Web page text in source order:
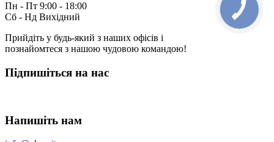
Пн - Пт 9:00 - 18:00
Сб - Нд Вихідний
Прийдіть у будь-який з наших офісів і
познайомтеся з нашою чудовою командою!
Підпишіться на нас
Напишіть нам